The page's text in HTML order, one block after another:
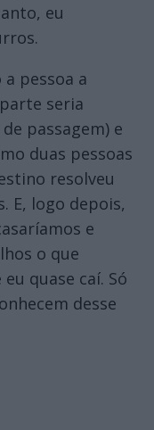
eu
pessoa a
seria
passagem) e
duas pessoas
resolveu
E, logo depois,
e
o que
quase caí. Só
desse